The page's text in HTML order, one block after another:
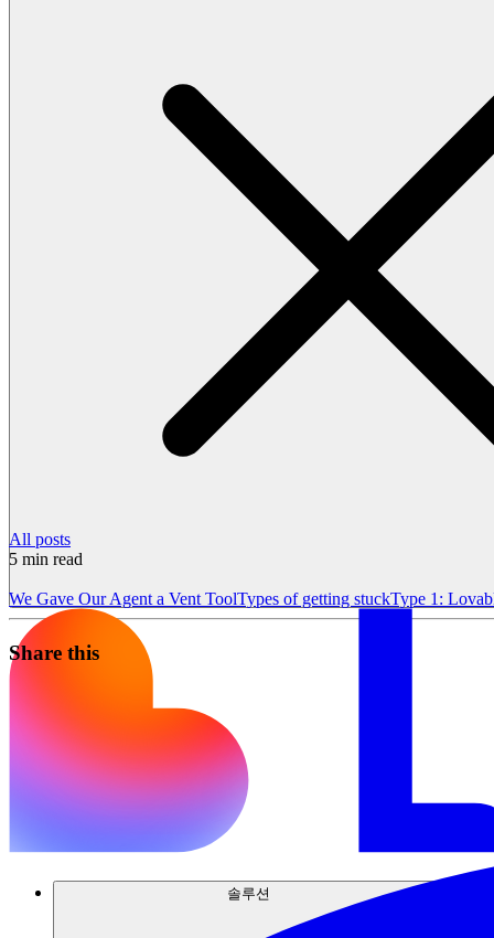
솔루션
All posts
5 min read
We Gave Our Agent a Vent ToolTypes of getting stuckType 1:
Share this